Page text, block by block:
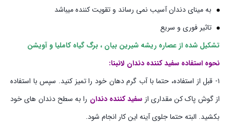
به مینای دندان آسیب نمی‌ رساند و تقویت کننده میباشد
تاثیر فوری و سریع
تشکیل شده از عصاره ریشه شیرین بیان ، برگ گیاه کاملیا و آویشن
نحوه استفاده سفید کننده دندان لانبنا:
۱- قبل از استفاده، حتما با آب گرم دهان خود را تمیز کنید. سپس با استفاده
از گوش پاک کن مقداری از سفید کننده دندان را به سطح دندان های خود
بکشید. البته حتما جلوی آینه این کار انجام شود.